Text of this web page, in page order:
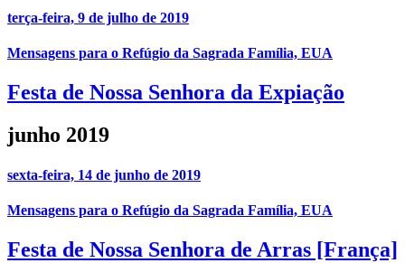
terça-feira, 9 de julho de 2019
Mensagens para o Refúgio da Sagrada Família, EUA
Festa de Nossa Senhora da Expiação
junho 2019
sexta-feira, 14 de junho de 2019
Mensagens para o Refúgio da Sagrada Família, EUA
Festa de Nossa Senhora de Arras [França]